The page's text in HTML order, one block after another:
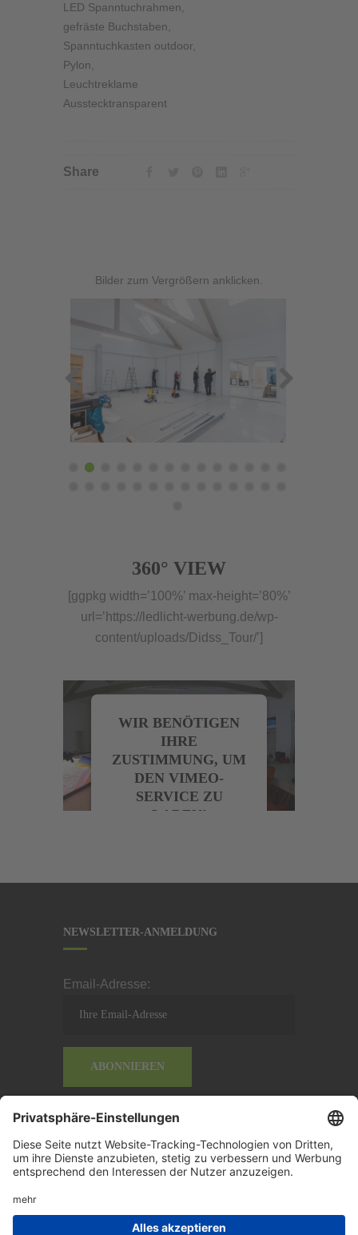
LED Spanntuchrahmen,
gefräste Buchstaben,
Spanntuchkasten outdoor,
Pylon,
Leuchtreklame
Ausstecktransparent
Share
Bilder zum Vergrößern anklicken.
360° VIEW
[ggpkg width=’100%’ max-height=’80%’
url=’https://ledlicht-werbung.de/wp-
content/uploads/Didss_Tour/’]
WIR BENÖTIGEN
IHRE
ZUSTIMMUNG, UM
DEN VIMEO-
SERVICE ZU
LADEN!
Daten zu Ihren Aktivitäten
stimmen Sie der Nutzung
Video anzusehen.
AKZEPTIEREN
powered by
Platform
NEWSLETTER-ANMELDUNG
Email-Adresse: